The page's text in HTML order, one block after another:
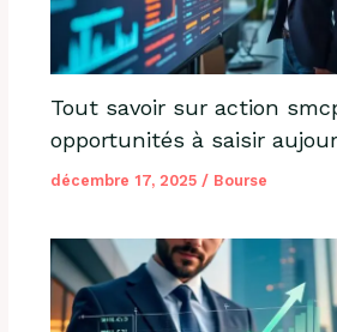
Tout savoir sur action
opportunités à saisir
décembre 17, 2025 / Bourse